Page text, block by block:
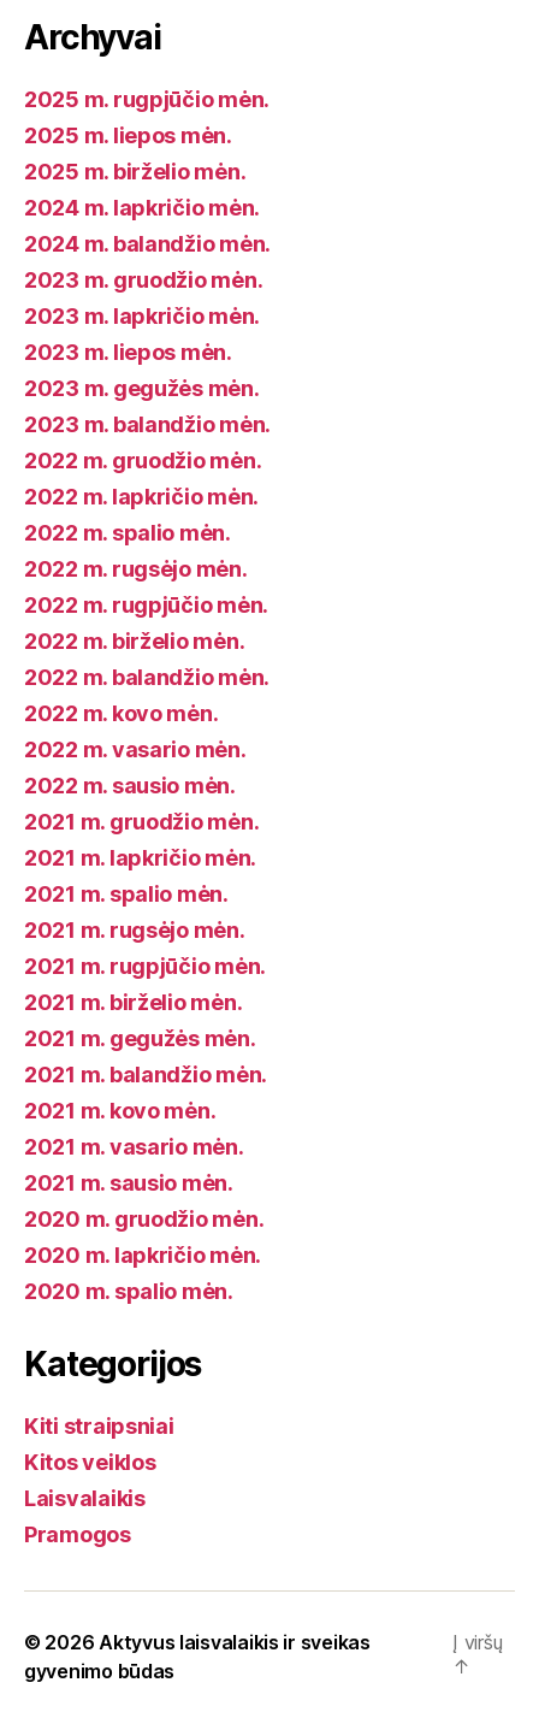
Archyvai
2025 m. rugpjūčio mėn.
2025 m. liepos mėn.
2025 m. birželio mėn.
2024 m. lapkričio mėn.
2024 m. balandžio mėn.
2023 m. gruodžio mėn.
2023 m. lapkričio mėn.
2023 m. liepos mėn.
2023 m. gegužės mėn.
2023 m. balandžio mėn.
2022 m. gruodžio mėn.
2022 m. lapkričio mėn.
2022 m. spalio mėn.
2022 m. rugsėjo mėn.
2022 m. rugpjūčio mėn.
2022 m. birželio mėn.
2022 m. balandžio mėn.
2022 m. kovo mėn.
2022 m. vasario mėn.
2022 m. sausio mėn.
2021 m. gruodžio mėn.
2021 m. lapkričio mėn.
2021 m. spalio mėn.
2021 m. rugsėjo mėn.
2021 m. rugpjūčio mėn.
2021 m. birželio mėn.
2021 m. gegužės mėn.
2021 m. balandžio mėn.
2021 m. kovo mėn.
2021 m. vasario mėn.
2021 m. sausio mėn.
2020 m. gruodžio mėn.
2020 m. lapkričio mėn.
2020 m. spalio mėn.
Kategorijos
Kiti straipsniai
Kitos veiklos
Laisvalaikis
Pramogos
© 2026Aktyvus laisvalaikis ir sveikas
gyvenimo būdas
Į viršų
↑